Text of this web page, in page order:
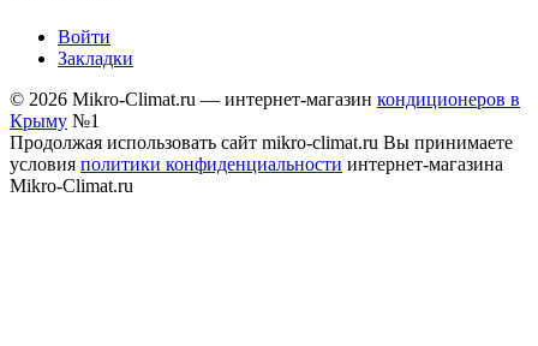
Войти
Закладки
© 2026 Mikro-Climat.ru — интернет-магазин кондиционеров в
Крыму №1
Продолжая использовать сайт mikro-climat.ru Вы принимаете
условия политики конфиденциальности интернет-магазина
Mikro-Climat.ru